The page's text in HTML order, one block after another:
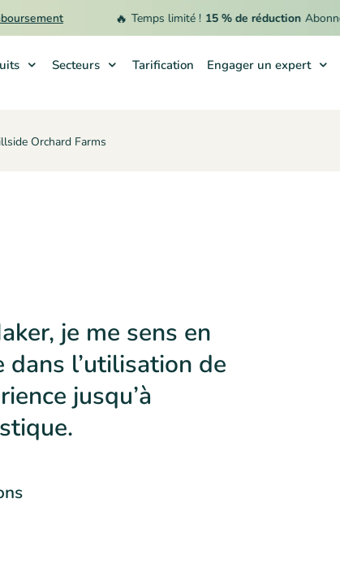
Temps limité ! 15 % de réduction
Secteurs Tarification Engager un expert
Orchard Farms
je me sens en
dans l’utilisation de
jusqu’à